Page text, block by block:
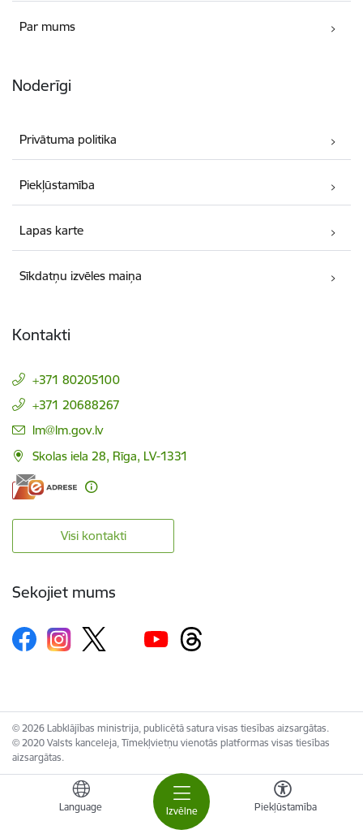
Izvēlne
Language Piekļūstamība
Par mums
Noderīgi
Privātuma politika
Piekļūstamība
Lapas karte
Sīkdatņu izvēles maiņa
Kontakti
+371 80205100
+371 20688267
E-pasts:
lm@lm.gov.lv
Skolas iela 28, Rīga, LV-1331
Visi kontakti
Sekojiet mums
© 2026 Labklājības ministrija, publicētā satura visas tiesības aizsargātas.
© 2020 Valsts kanceleja, Tīmekļvietņu vienotās platformas visas tiesības
aizsargātas.